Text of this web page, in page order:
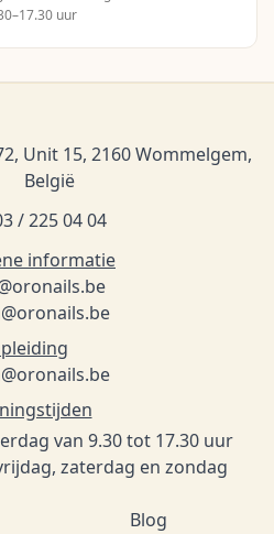
uur
Unit 15, 2160 Wommelgem,
België
/ 225 04 04
informatie
van 9.30 tot 17.30 uur
zaterdag en zondag
Blog